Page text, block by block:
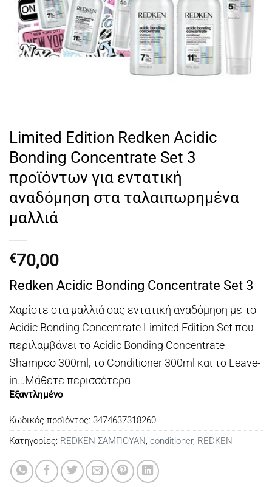
Limited Edition Redken Acidic
Bonding Concentrate Set 3
προϊόντων για εντατική
αναδόμηση στα ταλαιπωρημένα
μαλλιά
€70,00
Redken Acidic Bonding Concentrate Set 3
Χαρίστε στα μαλλιά σας εντατική αναδόμηση με το
Acidic Bonding Concentrate Limited Edition Set που
περιλαμβάνει το Acidic Bonding Concentrate
Shampoo 300ml, το Conditioner 300ml και το Leave-
in…Μάθετε περισσότερα
Εξαντλημένο
Κωδικός προϊόντος: 3474637318260
Κατηγορίες: REDKEN ΣΑΜΠΟΥΑΝ, conditioner, REDKEN